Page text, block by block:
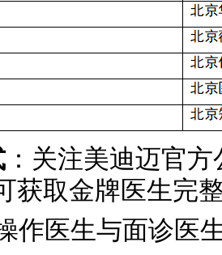
：关注美迪迈官
获取金牌医生完
作医生与面诊医